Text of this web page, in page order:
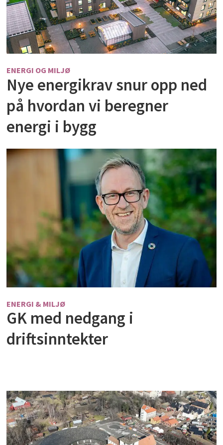
ENERGI OG MILJØ
Nye energikrav snur opp ned
på hvordan vi beregner
energi i bygg
ENERGI & MILJØ
GK med nedgang i
driftsinntekter